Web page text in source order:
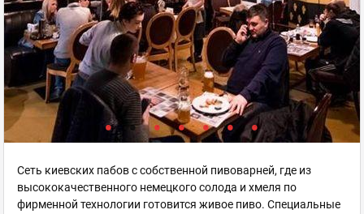
Сеть киевских пабов с собственной пивоварней, где из
высококачественного немецкого солода и хмеля по
фирменной технологии готовится живое пиво. Специальные